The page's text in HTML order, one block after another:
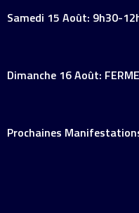
Samedi 15 Août: 9h30-
Dimanche 16 Août: FERME
Prochaines